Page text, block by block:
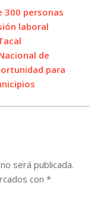
300 personas
laboral
de
para
será publicada.
con *